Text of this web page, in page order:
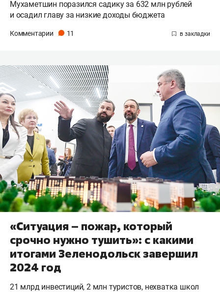
Мухаметшин поразился садику за 632 млн рублей
и осадил главу за низкие доходы бюджета
Комментарии 11
«Ситуация – пожар, который
срочно нужно тушить»: с какими
итогами Зеленодольск завершил
2024 год
21 млрд инвестиций, 2 млн туристов, нехватка школ